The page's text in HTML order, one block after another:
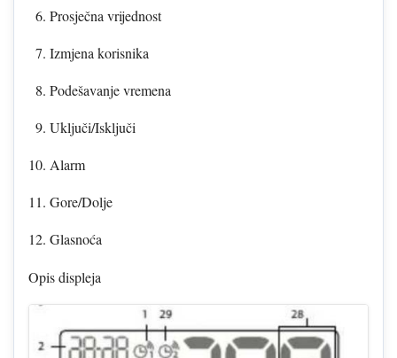
Prosječna vrijednost
Izmjena korisnika
Podešavanje vremena
Uključi/Isključi
Alarm
Gore/Dolje
Glasnoća
Opis displeja